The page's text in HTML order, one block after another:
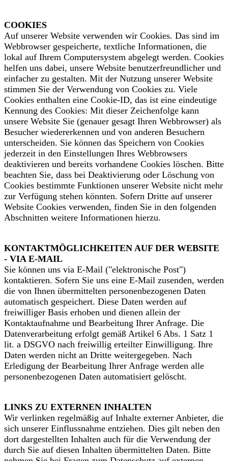
COOKIES
Auf unserer Website verwenden wir Cookies. Das sind im
Webbrowser gespeicherte, textliche Informationen, die
lokal auf Ihrem Computersystem abgelegt werden. Cookies
helfen uns dabei, unsere Website benutzerfreundlicher und
einfacher zu gestalten. Mit der Nutzung unserer Website
stimmen Sie der Verwendung von Cookies zu. Viele
Cookies enthalten eine Cookie-ID, das ist eine eindeutige
Kennung des Cookies: Mit dieser Zeichenfolge kann
unsere Website Sie (genauer gesagt Ihren Webbrowser) als
Besucher wiedererkennen und von anderen Besuchern
unterscheiden. Sie können das Speichern von Cookies
jederzeit in den Einstellungen Ihres Webbrowsers
deaktivieren und bereits vorhandene Cookies löschen. Bitte
beachten Sie, dass bei Deaktivierung oder Löschung von
Cookies bestimmte Funktionen unserer Website nicht mehr
zur Verfügung stehen könnten. Sofern Dritte auf unserer
Website Cookies verwenden, finden Sie in den folgenden
Abschnitten weitere Informationen hierzu.
KONTAKTMÖGLICHKEITEN AUF DER WEBSITE
- VIA E-MAIL
Sie können uns via E-Mail ("elektronische Post")
kontaktieren. Sofern Sie uns eine E-Mail zusenden, werden
die von Ihnen übermittelten personenbezogenen Daten
automatisch gespeichert. Diese Daten werden auf
freiwilliger Basis erhoben und dienen allein der
Kontaktaufnahme und Bearbeitung Ihrer Anfrage. Die
Datenverarbeitung erfolgt gemäß Artikel 6 Abs. 1 Satz 1
lit. a DSGVO nach freiwillig erteilter Einwilligung. Ihre
Daten werden nicht an Dritte weitergegeben. Nach
Erledigung der Bearbeitung Ihrer Anfrage werden alle
personenbezogenen Daten automatisiert gelöscht.
LINKS ZU EXTERNEN INHALTEN
Wir verlinken regelmäßig auf Inhalte externer Anbieter, die
sich unserer Einflussnahme entziehen. Dies gilt neben den
dort dargestellten Inhalten auch für die Verwendung der
durch Sie auf diesen Inhalten übermittelten Daten. Bitte